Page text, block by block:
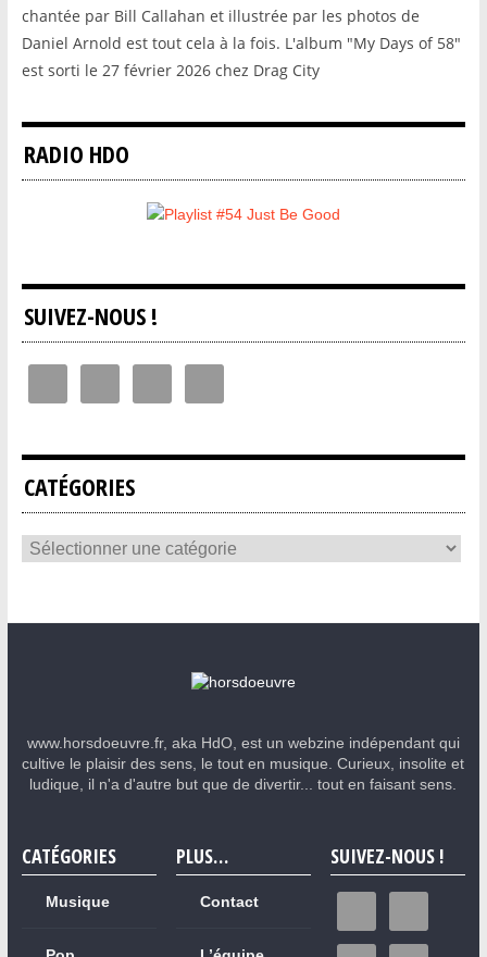
chantée par Bill Callahan et illustrée par les photos de
Daniel Arnold est tout cela à la fois. L'album "My Days of 58"
est sorti le 27 février 2026 chez Drag City
RADIO HDO
SUIVEZ-NOUS !
CATÉGORIES
www.horsdoeuvre.fr, aka HdO, est un webzine indépendant qui
cultive le plaisir des sens, le tout en musique. Curieux, insolite et
ludique, il n'a d'autre but que de divertir... tout en faisant sens.
CATÉGORIES
Musique
PLUS…
Contact
SUIVEZ-NOUS !